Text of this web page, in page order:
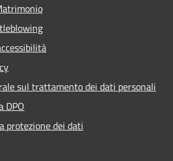
sul trattamento dei dati personali
DPO
protezione dei dati